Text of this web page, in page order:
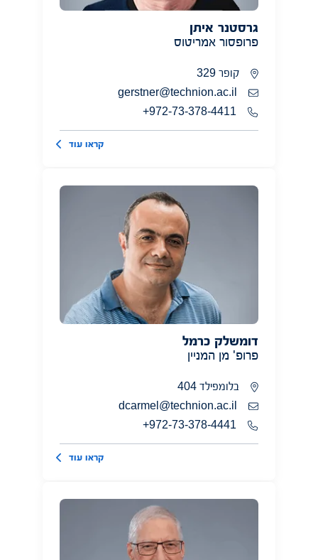
גרסטנר איתן
פרופסור אמריטוס
קופר 329
קראו עוד
דומשלק כרמל
פרופ' מן המניין
בלומפילד 404
קראו עוד